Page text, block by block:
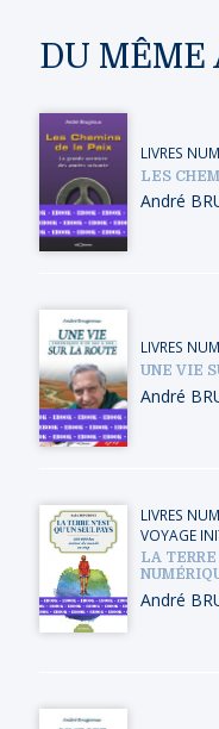
DU MÊME
LIVRES
LES
André
LIVRES
UNE VIE
André
LIVRES
VOYAGE
LA TERRE
André